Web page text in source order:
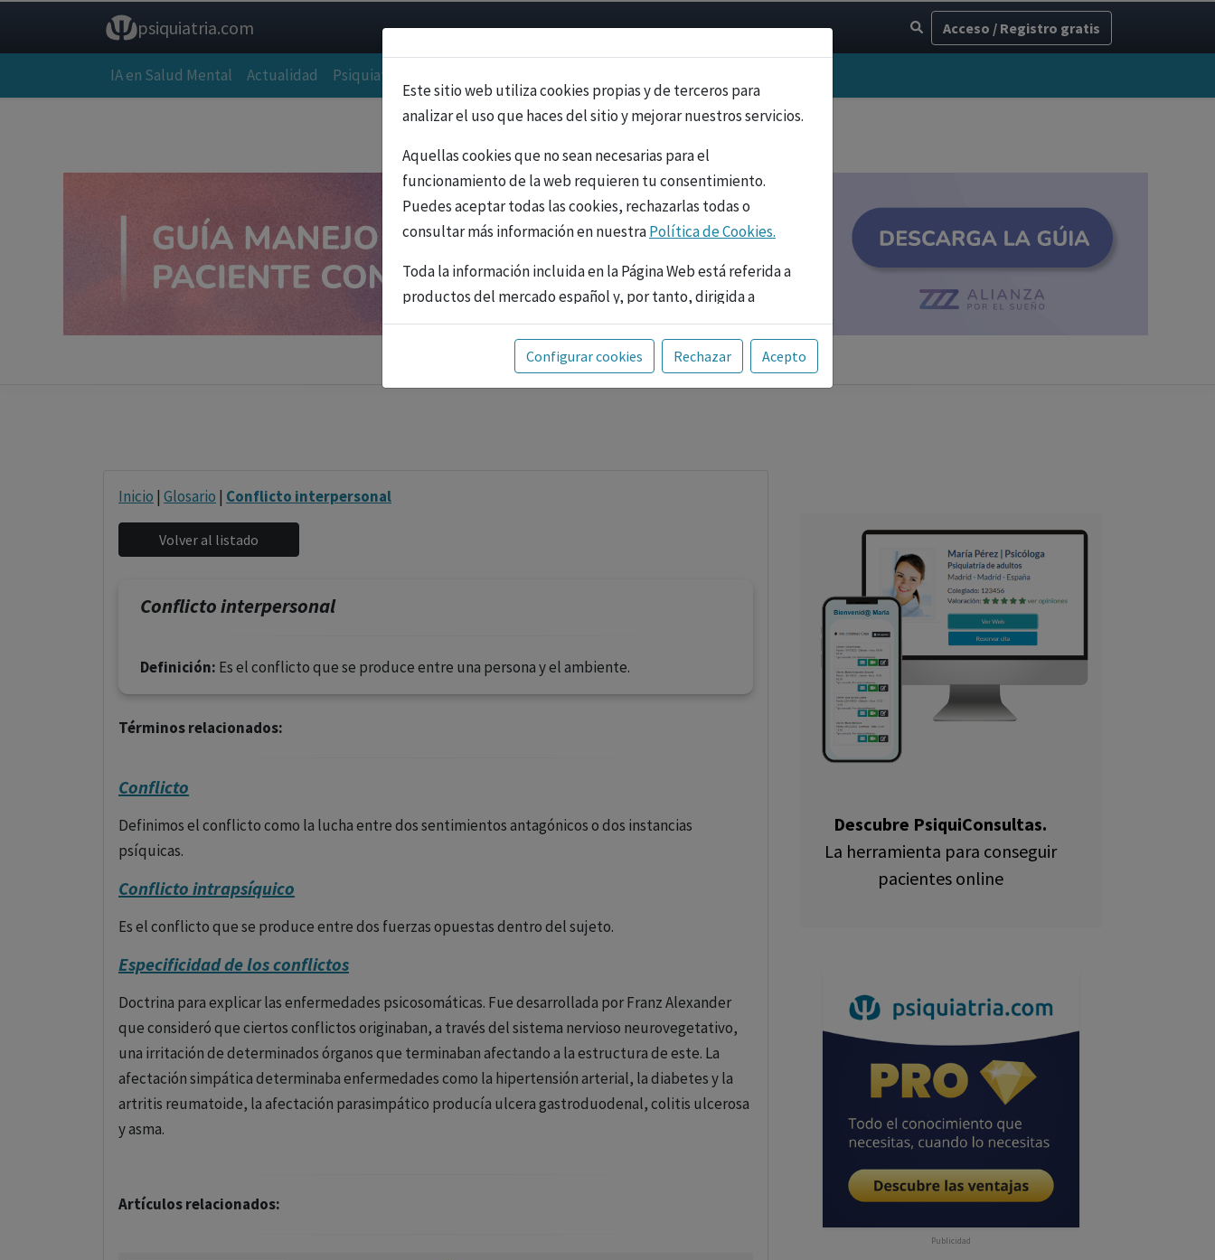
psiquiatria.com Acceso / Registro gratis
IA en Salud Mental Actualidad Psiquiatría
Este sitio web utiliza cookies propias y de terceros para
analizar el uso que haces del sitio y mejorar nuestros servicios.
Aquellas cookies que no sean necesarias para el
funcionamiento de la web requieren tu consentimiento.
Puedes aceptar todas las cookies, rechazarlas todas o
consultar más información en nuestraPolítica de Cookies.
Toda la información incluida en la Página Web está referida a
productos del mercado español y, por tanto, dirigida a
profesionales sanitarios legalmente facultados para
prescribir o dispensar medicamentos con ejercicio
profesional. La información técnica de los fármacos se facilita
Configurar cookies Rechazar Acepto
Inicio | Glosario | Conflicto interpersonal
Conflicto interpersonal
Definición: Es el conflicto que se produce entre una persona y el ambiente.
Términos relacionados:
Conflicto
Definimos el conflicto como la lucha entre dos sentimientos antagónicos o dos instancias
psíquicas.
Conflicto intrapsíquico
Es el conflicto que se produce entre dos fuerzas opuestas dentro del sujeto.
Especificidad de los conflictos
Doctrina para explicar las enfermedades psicosomáticas. Fue desarrollada por Franz Alexander
que consideró que ciertos conflictos originaban, a través del sistema nervioso neurovegetativo,
una irritación de determinados órganos que terminaban afectando a la estructura de este. La
afectación simpática determinaba enfermedades como la hipertensión arterial, la diabetes y la
artritis reumatoide, la afectación parasimpático producía ulcera gastroduodenal, colitis ulcerosa
y asma.
Artículos relacionados:
Descubre PsiquiConsultas.
La herramienta para conseguir
pacientes online
Publicidad